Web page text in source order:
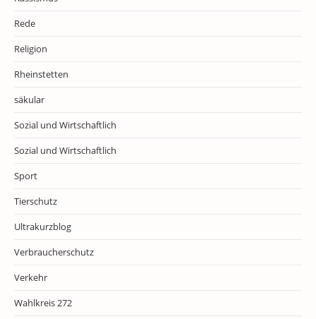
Rede
Religion
Rheinstetten
säkular
Sozial und Wirtschaftlich
Sozial und Wirtschaftlich
Sport
Tierschutz
Ultrakurzblog
Verbraucherschutz
Verkehr
Wahlkreis 272